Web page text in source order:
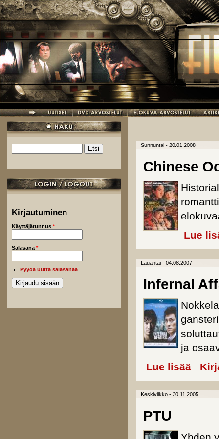
Hyppää pääsisältöön
Hakulomake
Kirjautuminen
Käyttäjätunnus *
Salasana *
Pyydä uutta salasanaa
Sunnuntai - 20.01.2008
Chinese
Lue
Lauantai - 04.08.2007
Infernal
ja
Lue lisää about
Keskiviikko - 30.11.2005
PTU